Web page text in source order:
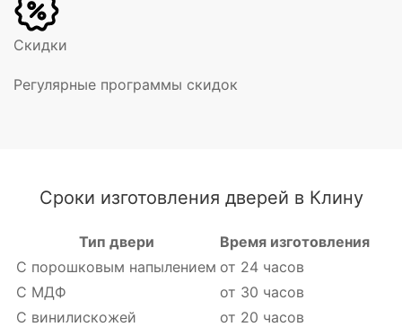
Скидки
Регулярные программы скидок
Сроки изготовления дверей в Клину
Тип двери
Время изготовления
С порошковым напылением от 24 часов
С МДФ
от 30 часов
С винилискожей
от 20 часов